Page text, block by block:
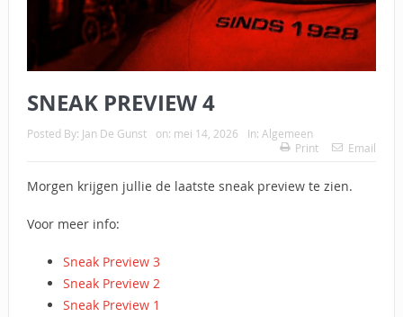
SNEAK PREVIEW 4
Posted By: Jan De Gunst on: mei 14, 2026 In: Algemeen
Print
Email
Morgen krijgen jullie de laatste sneak preview te zien.
Voor meer info:
Sneak Preview 3
Sneak Preview 2
Sneak Preview 1